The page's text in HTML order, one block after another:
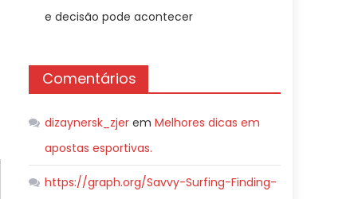
e decisão pode acontecer
Comentários
dizaynersk_zjer emMelhores dicas em
apostas esportivas.
https://graph.org/Savvy-Surfing-Finding-